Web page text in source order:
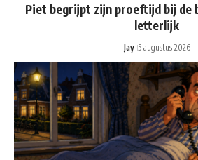
Piet begrijpt zijn proeftijd bij de
letterlijk
Jay 5 augustus 2026